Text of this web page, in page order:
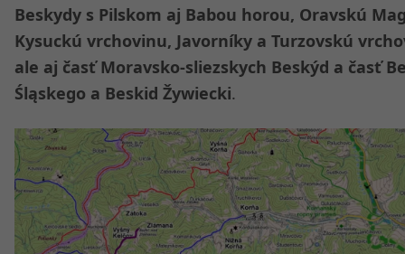
Beskydy s Pilskom aj Babou horou, Oravskú
Kysuckú vrchovinu, Javorníky a Turzovskú
ale aj časť Moravsko-sliezskych Beskýd a časť
Śląskego a Beskid Žywiecki.